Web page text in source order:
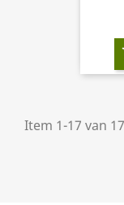
Item 1-17 van